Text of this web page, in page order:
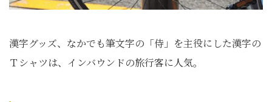
漢字グッズ、なかでも筆文字の「侍」を主役にした漢字の
Ｔシャツは、インバウンドの旅行客に人気。